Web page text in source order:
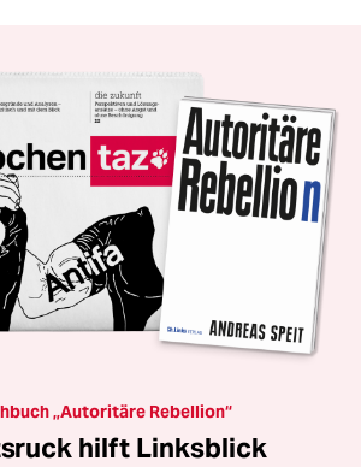
„Autoritäre Rebellion“
hilft Linksblick